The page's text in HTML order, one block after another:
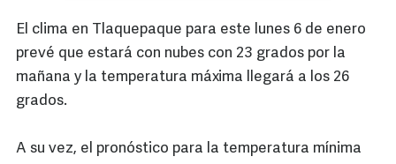
El clima en Tlaquepaque para este lunes 6 de enero
prevé que estará con nubes con 23 grados por la
mañana y la temperatura máxima llegará a los 26
grados.
A su vez, el pronóstico para la temperatura mínima